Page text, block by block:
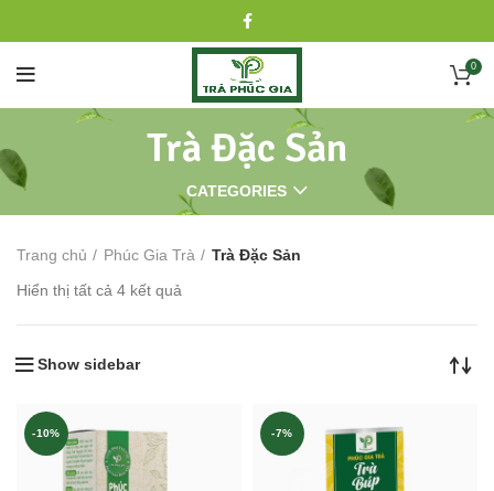
0
Trà Đặc Sản
CATEGORIES
Trang chủ Phúc Gia Trà
Trà Đặc Sản
Hiển thị tất cả 4 kết quả
Show sidebar
-10% -7%